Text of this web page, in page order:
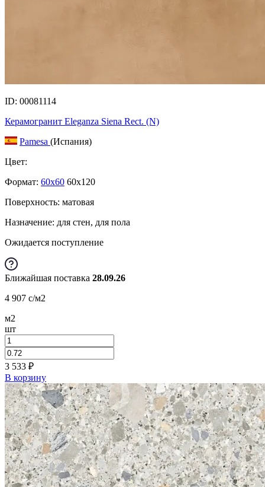
ID: 00081114
Керамогранит Eleganza Siena Rect. (N)
Pamesa (Испания)
Цвет:
Формат: 60x60 60x120
Поверхность: матовая
Назначение: для стен, для пола
Ожидается поступление
Ближайшая поставка 28.09.26
4 907 c/м2
м2
шт
3 533 ₽
В корзину